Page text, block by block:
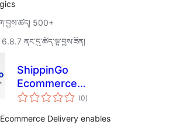
500+
ནང་དུ་ཚོད་ལྟ་བྱས་ཟིན།
ShippinGo
Ecommerce
Delivery –
(0གདེང་
འཇོག་
ཚང་།
)
Delivery enables